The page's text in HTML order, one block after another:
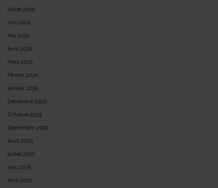
Juillet 2026
Juin 2026
Mai 2026
Avril 2026
Mars 2026
Février 2026
Janvier 2026
Décembre 2025
Octobre 2025
Septembre 2025
Août 2025
Juillet 2025
Juin 2025
Avril 2025